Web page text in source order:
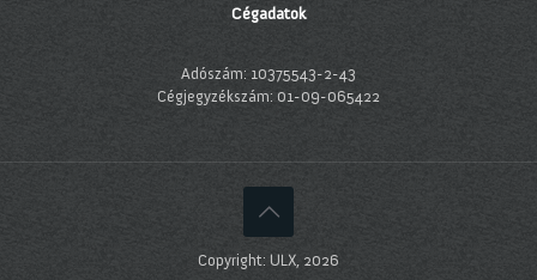
Cégadatok
Adószám: 10375543-2-43
Cégjegyzékszám: 01-09-065422
Copyright: ULX, 2026